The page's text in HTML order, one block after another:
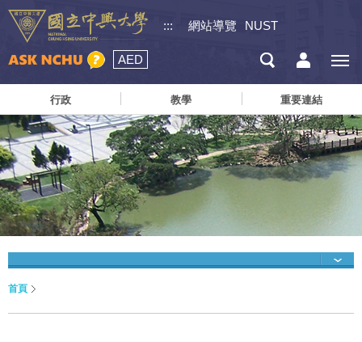
::: 網站導覽 NUST
AED
行政 教學 重要連結
首頁